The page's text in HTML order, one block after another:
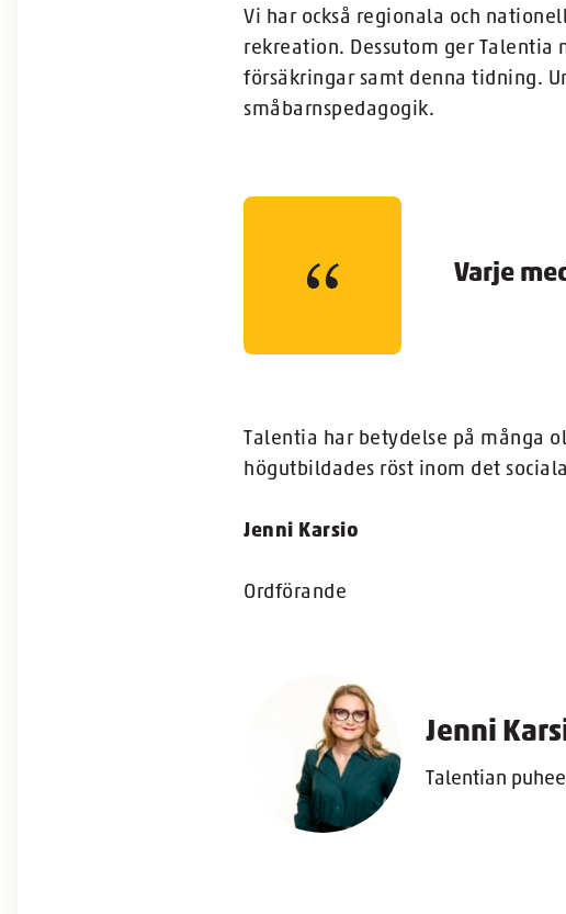
Vi har också regionala och
rekreation. Dessutom ger Talentia
försäkringar samt denna tidning.
småbarnspedagogik.
Varje
Talentia har betydelse på många
högutbildades röst inom det
Jenni Karsio
Ordförande
Jenni
Talentian